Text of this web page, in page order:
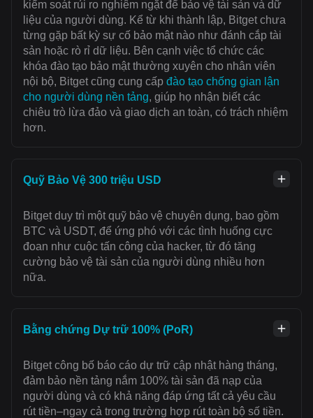
kiểm soát rủi ro nghiêm ngặt để bảo vệ tài sản và dữ
liệu của người dùng. Kể từ khi thành lập, Bitget chưa
từng gặp bất kỳ sự cố bảo mật nào như đánh cắp tài
sản hoặc rò rỉ dữ liệu. Bên cạnh việc tổ chức các
khóa đào tạo bảo mật thường xuyên cho nhân viên
nội bộ, Bitget cũng cung cấp đào tạo chống gian lận
cho người dùng nền tảng, giúp họ nhận biết các
chiêu trò lừa đảo và giao dịch an toàn, có trách nhiệm
hơn.
Quỹ Bảo Vệ 300 triệu USD
Bitget duy trì một quỹ bảo vệ chuyên dụng, bao gồm
BTC và USDT, để ứng phó với các tình huống cực
đoan như cuộc tấn công của hacker, từ đó tăng
cường bảo vệ tài sản của người dùng nhiều hơn
nữa.
Bằng chứng Dự trữ 100% (PoR)
Bitget công bố báo cáo dự trữ cập nhật hàng tháng,
đảm bảo nền tảng nắm 100% tài sản đã nạp của
người dùng và có khả năng đáp ứng tất cả yêu cầu
rút tiền–ngay cả trong trường hợp rút toàn bộ số tiền.